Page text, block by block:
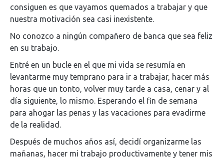
consiguen es que vayamos quemados a trabajar y que
nuestra motivación sea casi inexistente.
No conozco a ningún compañero de banca que sea feliz
en su trabajo.
Entré en un bucle en el que mi vida se resumía en
levantarme muy temprano para ir a trabajar, hacer más
horas que un tonto, volver muy tarde a casa, cenar y al
día siguiente, lo mismo. Esperando el fin de semana
para ahogar las penas y las vacaciones para evadirme
de la realidad.
Después de muchos años así, decidí organizarme las
mañanas, hacer mi trabajo productivamente y tener mis